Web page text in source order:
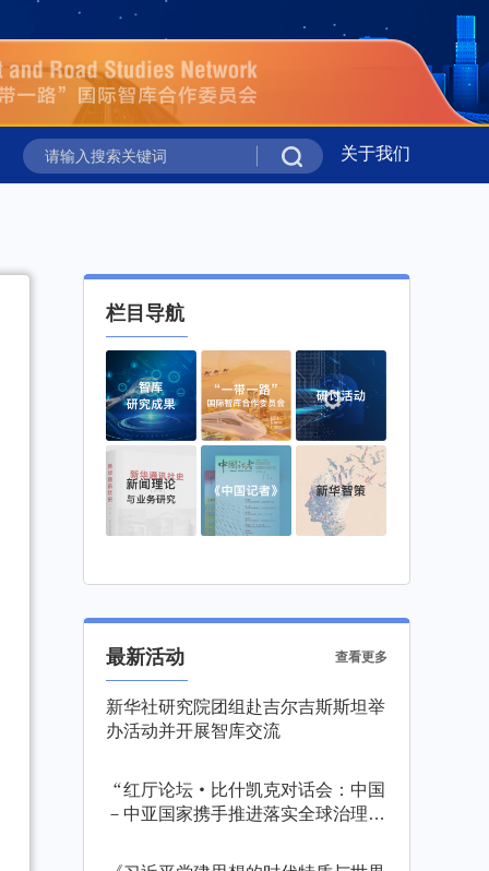
吉尔吉斯斯坦举行 新华时评丨携手同行 共绘上合组织
关于我们
栏目导航
最新活动 查看更多
新华社研究院团组赴吉尔吉斯斯坦举
办活动并开展智库交流
“红厅论坛·比什凯克对话会：中国
－中亚国家携手推进落实全球治理倡